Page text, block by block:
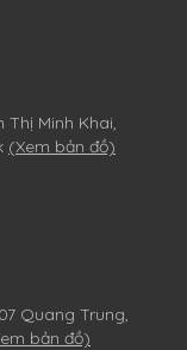
Minh Khai,
(Xem bản đồ)
Quang Trung,
bản đồ)